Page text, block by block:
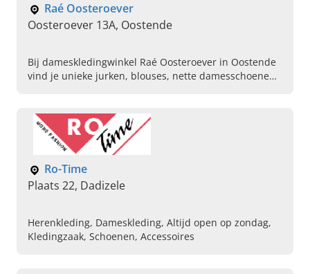
Raé Oosteroever
Oosteroever 13A, Oostende
Bij dameskledingwinkel Raé Oosteroever in Oostende
vind je unieke jurken, blouses, nette damesschoenen
Ro-Time
Plaats 22, Dadizele
Herenkleding, Dameskleding, Altijd open op zondag,
Kledingzaak, Schoenen, Accessoires